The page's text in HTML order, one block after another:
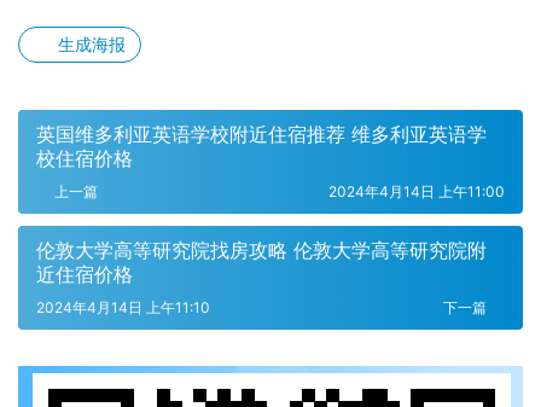
生成海报
英国维多利亚英语学校附近住宿推荐 维多利亚英语学
校住宿价格
上一篇 2024年4月14日 上午11:00
伦敦大学高等研究院找房攻略 伦敦大学高等研究院附
近住宿价格
下一篇
2024年4月14日 上午11:10